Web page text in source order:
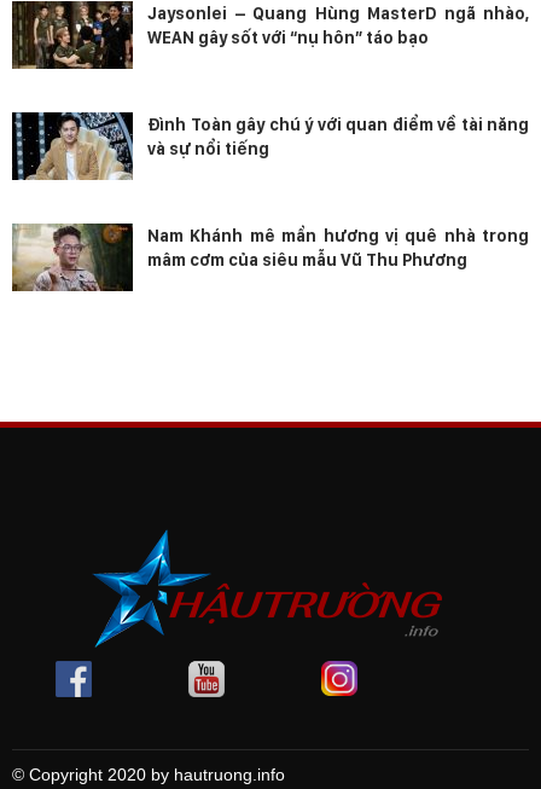
Jaysonlei – Quang Hùng MasterD ngã nhào,
WEAN gây sốt với “nụ hôn” táo bạo
Đình Toàn gây chú ý với quan điểm về tài năng
và sự nổi tiếng
Nam Khánh mê mẩn hương vị quê nhà trong
mâm cơm của siêu mẫu Vũ Thu Phương
© Copyright 2020 by hautruong.info